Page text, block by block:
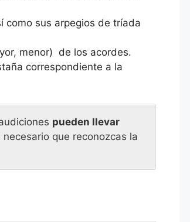
como sus arpegios de tríada
menor) de los acordes.
correspondiente a la
pueden llevar
que reconozcas la